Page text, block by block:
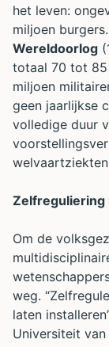
het leven:
miljoen
Wereldoorlog
totaal 70 tot 85
miljoen
geen jaarlijkse
volledige duur
Zelfreguliering
Om de
weg.
laten
Universiteit